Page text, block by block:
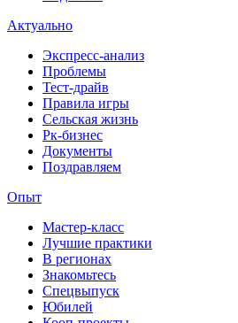
Актуально
Экспресс-анализ
Проблемы
Тест-драйв
Правила игры
Сельская жизнь
Рк-бизнес
Документы
Поздравляем
Опыт
Мастер-класс
Лучшие практики
В регионах
Знакомьтесь
Спецвыпуск
Юбилей